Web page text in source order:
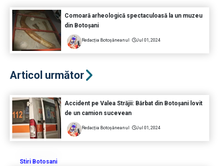
Comoară arheologică spectaculoasă la un muzeu
din Botoșani
Redacția Botoșăneanul Jul 01, 2024
Articol următor
Accident pe Valea Străjii: Bărbat din Botoșani lovit
de un camion sucevean
Redacția Botoșăneanul Jul 01, 2024
Stiri Botosani